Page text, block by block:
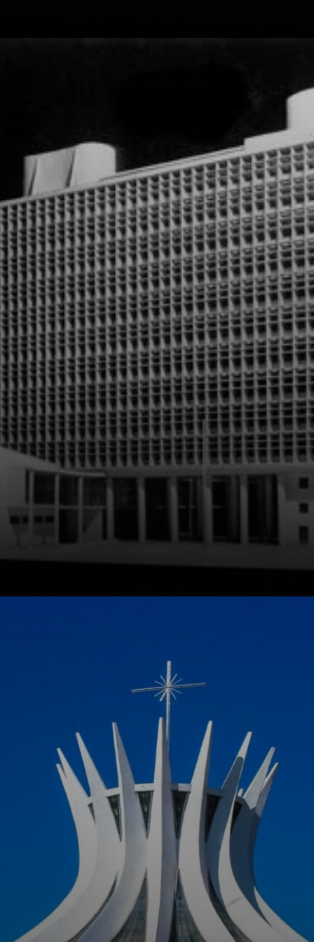
O estilo
arquitetônico de
Niemeyer é
caracterizado por
linhas curvas e
formas orgânicas,
que refletem sua
paixão pela
natureza e pela
arte.
Niemeyer recebeu
vários prêmios e
reconhecimentos
por suas
contribuições
para a arquitetura